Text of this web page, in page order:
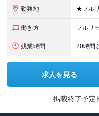
勤務地
働き方 フルリ
残業時間 20時間
求人を見る
掲載終了予定